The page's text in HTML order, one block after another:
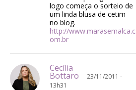
logo começa o sorteio de
um linda blusa de cetim
no blog.
http://www.marasemalca.c
om.br
Cecília
Bottaro
23/11/2011 -
13h31